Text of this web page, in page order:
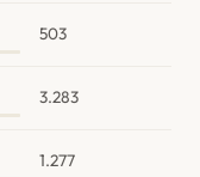
503
3.283
1.277